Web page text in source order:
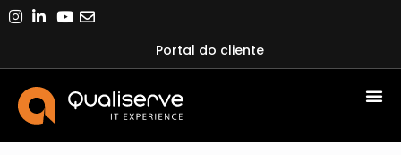
Portal do cliente